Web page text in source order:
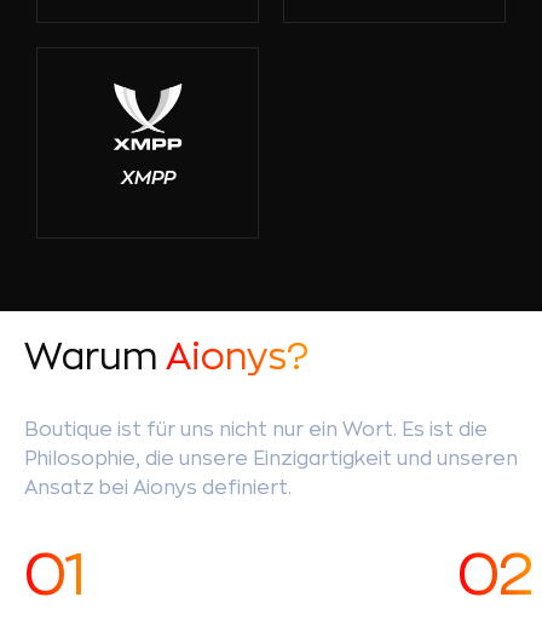
XMPP
Warum Aionys?
Boutique ist für uns nicht nur ein Wort. Es ist die
Philosophie, die unsere Einzigartigkeit und unseren
Ansatz bei Aionys definiert.